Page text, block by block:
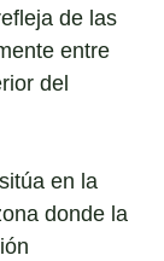
de las
entre
del
en la
donde la